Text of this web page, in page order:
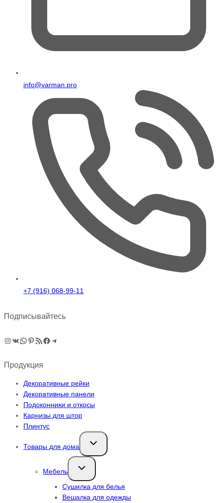
info@varman.pro
+7 (916) 068-99-11
Подписывайтесь
Instagram
ВКонтакте
WhatsApp
Pinterest
RSS-рассылка
Facebook
Telegram
Продукция
Декоративные рейки
Декоративные панели
Подоконники и откосы
Карнизы для штор
Плинтус
Товары для дома
Переключить
дочернее
Мебель
Переключить
дочернее
Сушилка для белья
Вешалка для одежды